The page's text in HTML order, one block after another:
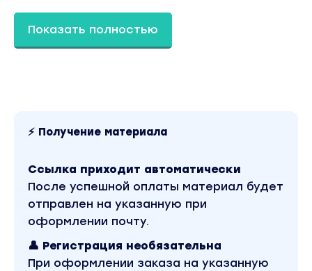
Ваши фишки и дисциплина
Творческие съемки
Факеева - Фотокурс Базовый». Это материал
2020 года. В магазине Coursx.net данный
материал доступен за 179 рублей. Обучающий
курс входит в рубрику «Видео и фото». Другие
материалы автора «Татьяна Факеева» можно
найти через поиск по сайту.
Показать полностью
⚡ Получение материала
Ссылка приходит автоматически
После успешной оплаты материал будет
отправлен на указанную при
оформлении почту.
👤 Регистрация необязательна
При оформлении заказа на указанную